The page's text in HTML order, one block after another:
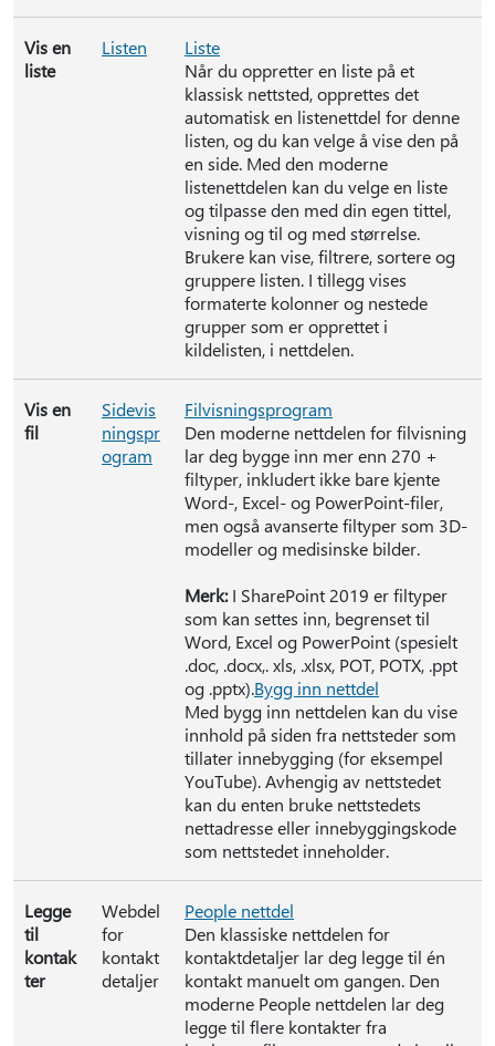
Vis en
liste
Listen
Liste
Når du oppretter en liste på et
klassisk nettsted, opprettes det
automatisk en listenettdel for denne
listen, og du kan velge å vise den på
en side. Med den moderne
listenettdelen kan du velge en liste
og tilpasse den med din egen tittel,
visning og til og med størrelse.
Brukere kan vise, filtrere, sortere og
gruppere listen. I tillegg vises
formaterte kolonner og nestede
grupper som er opprettet i
kildelisten, i nettdelen.
Vis en
fil
Sidevis
ningspr
ogram
Filvisningsprogram
Den moderne nettdelen for filvisning
lar deg bygge inn mer enn 270 +
filtyper, inkludert ikke bare kjente
Word-, Excel- og PowerPoint-filer,
men også avanserte filtyper som 3D-
modeller og medisinske bilder.
Merk:I SharePoint 2019 er filtyper
som kan settes inn, begrenset til
Word, Excel og PowerPoint (spesielt
.doc, .docx,. xls, .xlsx, POT, POTX, .ppt
og .pptx).Bygg inn nettdel
Med bygg inn nettdelen kan du vise
innhold på siden fra nettsteder som
tillater innebygging (for eksempel
YouTube). Avhengig av nettstedet
kan du enten bruke nettstedets
nettadresse eller innebyggingskode
som nettstedet inneholder.
Legge
til
kontak
ter
Webdel
for
kontakt
detaljer
People nettdel
Den klassiske nettdelen for
kontaktdetaljer lar deg legge til én
kontakt manuelt om gangen. Den
moderne People nettdelen lar deg
legge til flere kontakter fra